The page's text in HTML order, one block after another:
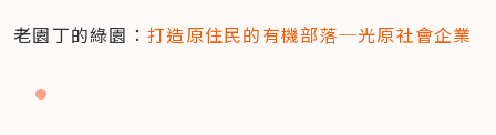
老園丁的綠園： 打造原住民的有機部落─光原社會企業